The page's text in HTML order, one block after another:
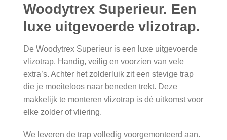
Woodytrex Superieur. Een
luxe uitgevoerde vlizotrap.
De Woodytrex Superieur is een luxe uitgevoerde
vlizotrap. Handig, veilig en voorzien van vele
extra’s. Achter het zolderluik zit een stevige trap
die je moeiteloos naar beneden trekt. Deze
makkelijk te monteren vlizotrap is dé uitkomst voor
elke zolder of vliering.
We leveren de trap volledig voorgemonteerd aan.